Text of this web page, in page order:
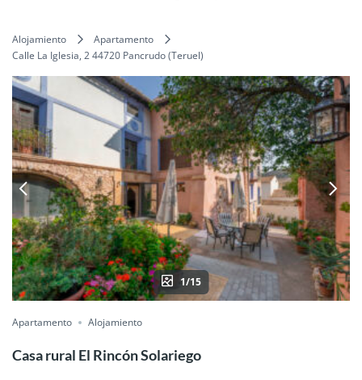
Alojamiento
Apartamento
Calle La Iglesia, 2 44720 Pancrudo (Teruel)
1/15
Apartamento Alojamiento
Casa rural El Rincón Solariego